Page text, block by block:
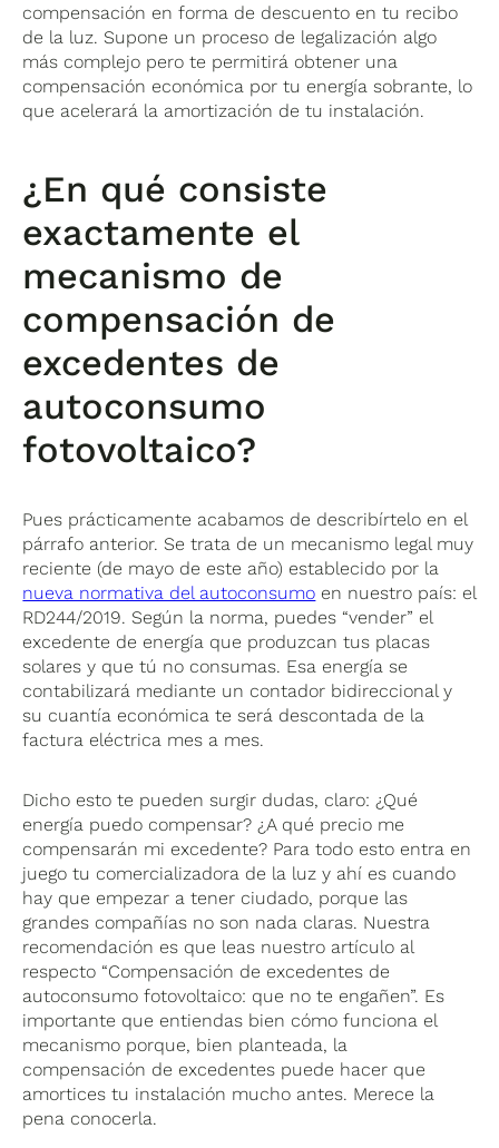
compensación en forma de descuento en tu recibo
de la luz. Supone un proceso de legalización algo
más complejo pero te permitirá obtener una
compensación económica por tu energía sobrante, lo
que acelerará la amortización de tu instalación.
¿En qué consiste
exactamente el
mecanismo de
compensación de
excedentes de
autoconsumo
fotovoltaico?
Pues prácticamente acabamos de describírtelo en el
párrafo anterior. Se trata de un mecanismo legal muy
reciente (de mayo de este año) establecido por la
nueva normativa del autoconsumo en nuestro país: el
RD244/2019. Según la norma, puedes “vender” el
excedente de energía que produzcan tus placas
solares y que tú no consumas. Esa energía se
contabilizará mediante un contador bidireccional y
su cuantía económica te será descontada de la
factura eléctrica mes a mes.
Dicho esto te pueden surgir dudas, claro: ¿Qué
energía puedo compensar? ¿A qué precio me
compensarán mi excedente? Para todo esto entra en
juego tu comercializadora de la luz y ahí es cuando
hay que empezar a tener ciudado, porque las
grandes compañías no son nada claras. Nuestra
recomendación es que leas nuestro artículo al
respecto “Compensación de excedentes de
autoconsumo fotovoltaico: que no te engañen”. Es
importante que entiendas bien cómo funciona el
mecanismo porque, bien planteada, la
compensación de excedentes puede hacer que
amortices tu instalación mucho antes. Merece la
pena conocerla.